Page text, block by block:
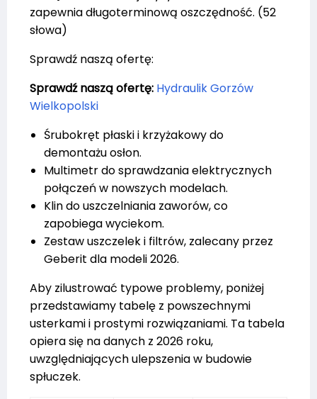
zapewnia długoterminową oszczędność. (52
słowa)
Sprawdź naszą ofertę:
Sprawdź naszą ofertę: Hydraulik Gorzów
Wielkopolski
Śrubokręt płaski i krzyżakowy do
demontażu osłon.
Multimetr do sprawdzania elektrycznych
połączeń w nowszych modelach.
Klin do uszczelniania zaworów, co
zapobiega wyciekom.
Zestaw uszczelek i filtrów, zalecany przez
Geberit dla modeli 2026.
Aby zilustrować typowe problemy, poniżej
przedstawiamy tabelę z powszechnymi
usterkami i prostymi rozwiązaniami. Ta tabela
opiera się na danych z 2026 roku,
uwzględniających ulepszenia w budowie
spłuczek.